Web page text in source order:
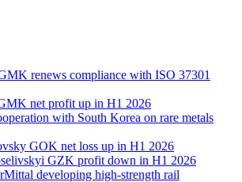
renews compliance with ISO 37301
net profit up in H1 2026
with South Korea on rare metals
GOK net loss up in H1 2026
GZK profit down in H1 2026
developing high-strength rail